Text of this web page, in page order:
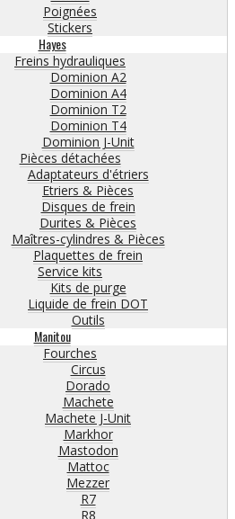
Poignées
Stickers
Hayes
Freins hydrauliques
Dominion A2
Dominion A4
Dominion T2
Dominion T4
Dominion J-Unit
Pièces détachées
Adaptateurs d'étriers
Etriers & Pièces
Disques de frein
Durites & Pièces
Maîtres-cylindres & Pièces
Plaquettes de frein
Service kits
Kits de purge
Liquide de frein DOT
Outils
Manitou
Fourches
Circus
Dorado
Machete
Machete J-Unit
Markhor
Mastodon
Mattoc
Mezzer
R7
R8